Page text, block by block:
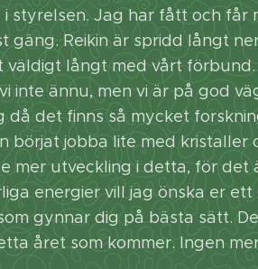
styrelsen. Jag har fått och får
Reikin är spridd långt
väldigt långt med vårt
inte ännu, men vi är på god
det finns så mycket
börjat jobba lite med kristaller
mer utveckling i detta, för det
energier vill jag önska er
gynnar dig på bästa sätt.
året som kommer. Ingen